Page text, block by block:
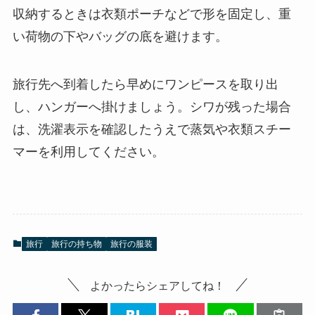
収納するときは衣類ポーチなどで形を固定し、重
い荷物の下やバッグの底を避けます。
旅行先へ到着したら早めにワンピースを取り出
し、ハンガーへ掛けましょう。シワが残った場合
は、洗濯表示を確認したうえで蒸気や衣類スチー
マーを利用してください。
旅行 旅行の持ち物 旅行の服装
よかったらシェアしてね！